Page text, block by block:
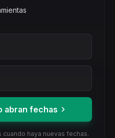
abran fechas
cuando haya nuevas fechas.